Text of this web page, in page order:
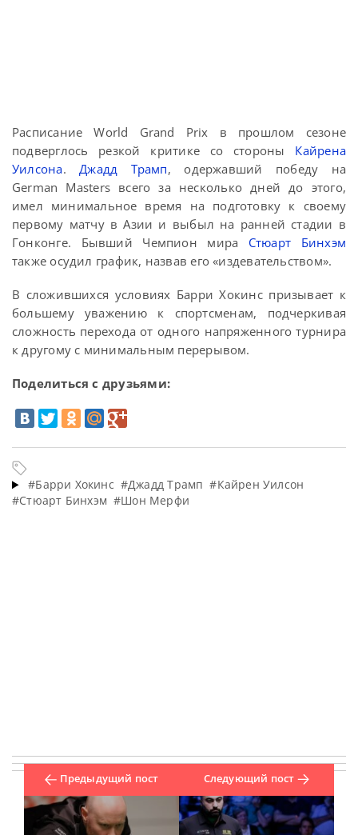
Расписание World Grand Prix в прошлом сезоне
подверглось резкой критике со стороны Кайрена
Уилсона.Джадд Трамп, одержавший победу на
German Masters всего за несколько дней до этого,
имел минимальное время на подготовку к своему
первому матчу в Азии и выбыл на ранней стадии в
Гонконге. Бывший Чемпион мира Стюарт Бинхэм
также осудил график, назвав его «издевательством».
В сложившихся условиях Барри Хокинс призывает к
большему уважению к спортсменам, подчеркивая
сложность перехода от одного напряженного турнира
к другому с минимальным перерывом.
Поделиться с друзьями:
#Барри Хокинс #Джадд Трамп #Кайрен Уилсон
#Стюарт Бинхэм #Шон Мерфи
Предыдущий пост Следующий пост